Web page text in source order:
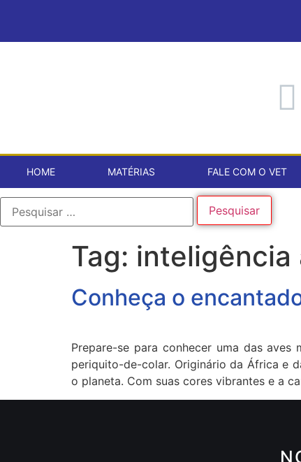
HOME MATÉRIAS FALE COM O VET
Tag: inteligência
Conheça o
Prepare-se para conhecer uma das
periquito-de-colar. Originário da África e
o planeta. Com suas cores vibrantes e a